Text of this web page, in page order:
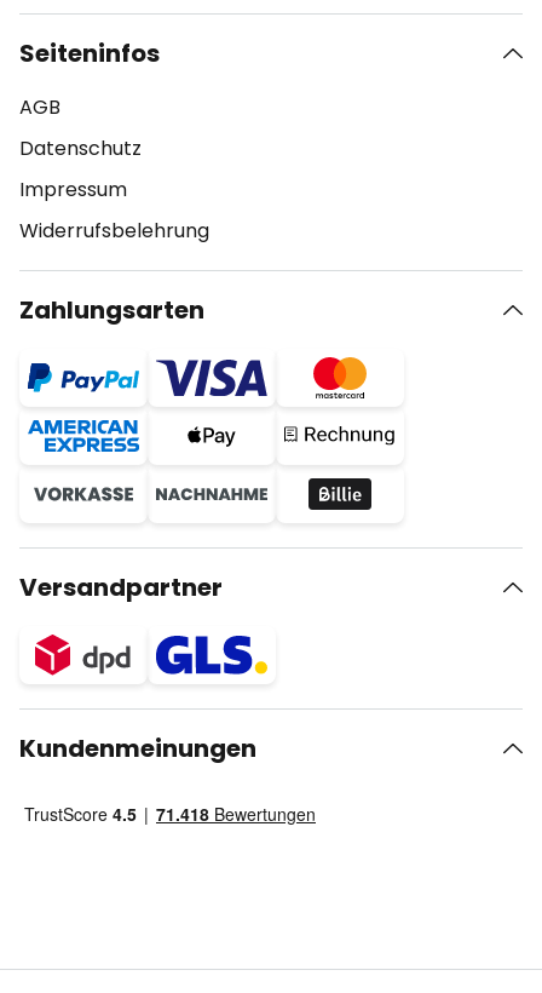
Seiteninfos
AGB
Datenschutz
Impressum
Widerrufsbelehrung
Zahlungsarten
Versandpartner
Kundenmeinungen